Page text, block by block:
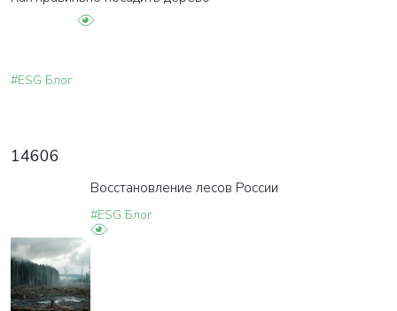
#ESG Блог
14606
Восстановление лесов России
#ESG Блог